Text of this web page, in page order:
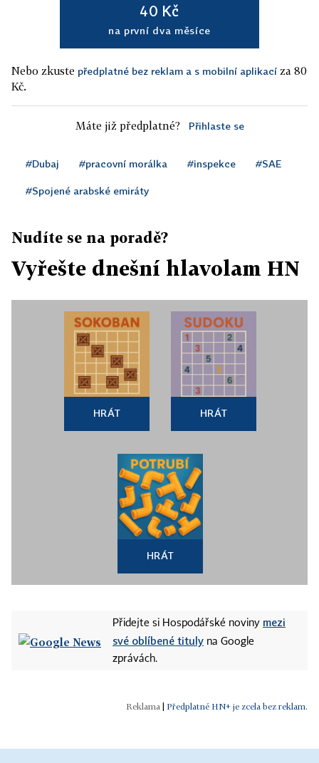
40 Kč
na první dva měsíce
Nebo zkuste předplatné bez reklam a s mobilní aplikací za 80
Kč.
Máte již předplatné? Přihlaste se
#Dubaj #pracovní morálka #inspekce #SAE
#Spojené arabské emiráty
Nudíte se na poradě?
Vyřešte dnešní hlavolam HN
HRÁT HRÁT
HRÁT
Přidejte si Hospodářské noviny mezi
své oblíbené tituly na Google
zprávách.
Předplatné HN+ je zcela bez reklam.